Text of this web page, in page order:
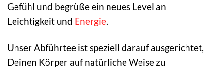
Gefühl und begrüße ein neues Level an
Leichtigkeit und Energie.
Unser Abführtee ist speziell darauf ausgerichtet,
Deinen Körper auf natürliche Weise zu